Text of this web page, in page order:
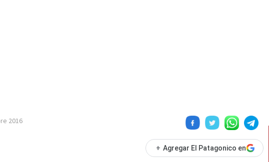
2016
+ Agregar El Patagonico en